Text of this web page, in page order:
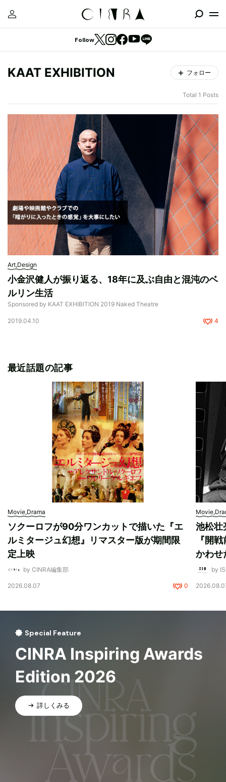
Follow
KAAT EXHIBITION フォロー
Total 1 Posts
Art,Design
小金沢健人が振り返る、18年に及ぶ自由と混沌のベ
ルリン生活
Sponsored by KAAT EXHIBITION 2019 Naked Theatre
2019.04.10 4
最近話題の記事
Movie,Drama
ソクーロフが90分ワンカットで描いた『エ
ルミタージュ幻想』リマスター版が期間限
定上映
by CINRA編集部
2026.08.07 0
池松壮
『開
かわせ
by
Special Feature
CINRA Inspiring Awards
Edition 2026
詳しくみる